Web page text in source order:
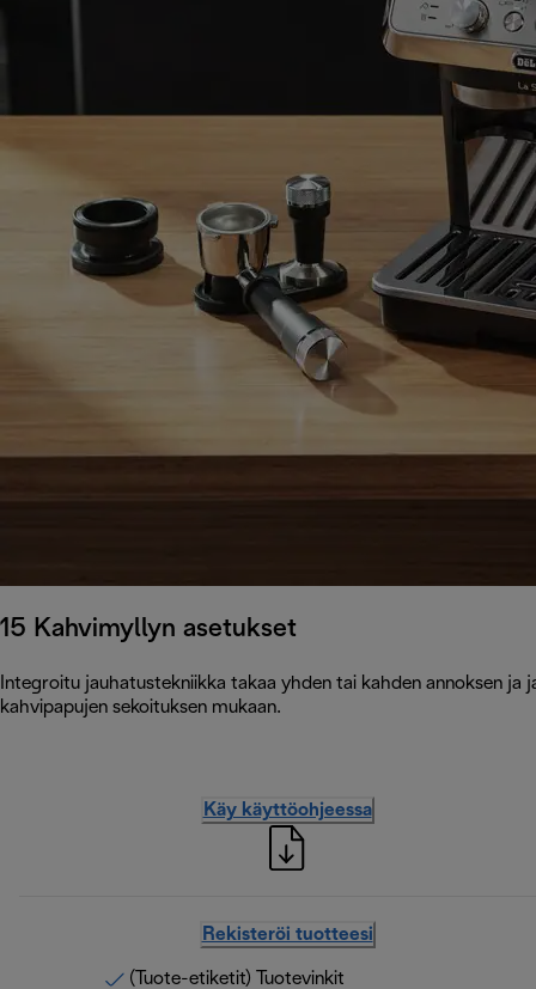
15 Kahvimyllyn asetukset
Integroitu jauhatustekniikka takaa yhden tai kahden annoksen
kahvipapujen sekoituksen mukaan.
Käy käyttöohjeessa
Rekisteröi tuotteesi
(Tuote-etiketit) Tuotevinkit